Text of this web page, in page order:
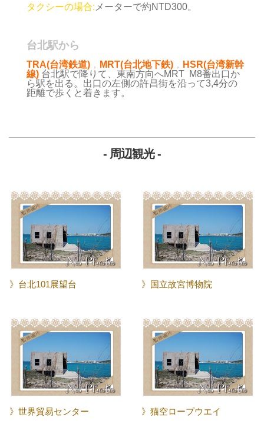
タクシーの場合: メーターで約NTD300。
台北駅から
TRA(台湾鉄道) ， MRT(台北地下鉄) ， HSR(台湾新幹
線) 台北駅で降りて、東南方向へMRT M8番出口か
ら駅を出る。出口の左側の許昌街を沿って3,4分の
距離で歩くと着きます。
- 周辺観光 -
》台北101展望台 》国立故宮博物院
》世界貿易センター 》猫空ロープウエイ